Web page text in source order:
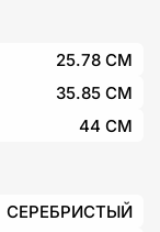
25.78 СМ
35.85 СМ
44 СМ
СЕРЕБРИСТЫЙ